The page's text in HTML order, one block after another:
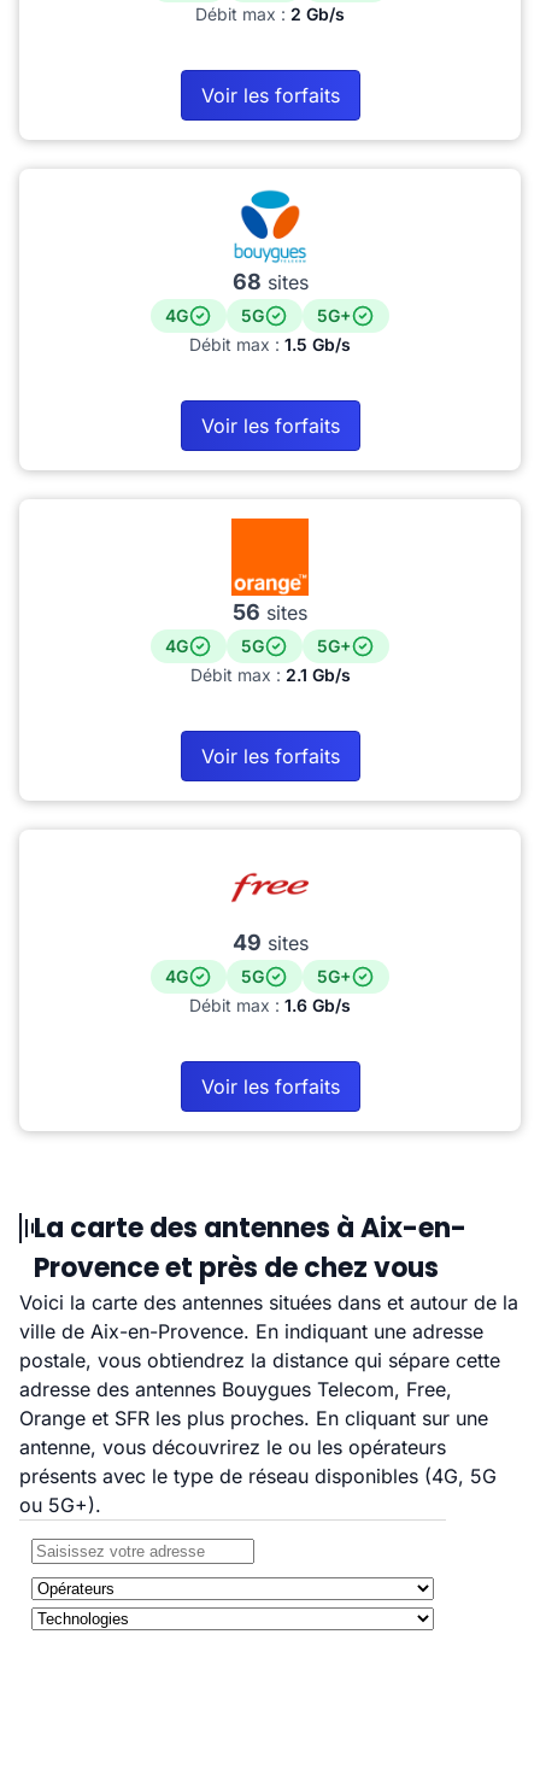
Débit max : 2 Gb/s
Voir les forfaits
68 sites
4G 5G
5G+
Débit max : 1.5 Gb/s
Voir les forfaits
56 sites
4G 5G
5G+
Débit max : 2.1 Gb/s
Voir les forfaits
49 sites
4G 5G
5G+
Débit max : 1.6 Gb/s
Voir les forfaits
La carte des antennes à Aix-en-
Provence et près de chez vous
Voici la carte des antennes situées dans et autour de la
ville de Aix-en-Provence. En indiquant une adresse
postale, vous obtiendrez la distance qui sépare cette
adresse des antennes Bouygues Telecom, Free,
Orange et SFR les plus proches. En cliquant sur une
antenne, vous découvrirez le ou les opérateurs
présents avec le type de réseau disponibles (4G, 5G
ou 5G+).